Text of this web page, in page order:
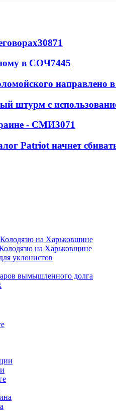
30871
в СОЧ7445
направлено в
штурм с
- СМИ3071
Patriot начнет
на Харьковщине
уклонистов
вымышленного долга